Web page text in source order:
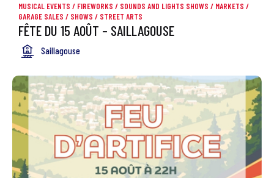
MUSICAL EVENTS / FIREWORKS / SOUNDS AND LIGHTS SHOWS / MARKETS /
GARAGE SALES / SHOWS / STREET ARTS
FÊTE DU 15 AOÛT – SAILLAGOUSE
Saillagouse